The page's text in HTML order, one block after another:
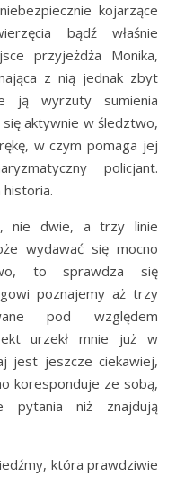
kojarzące
bądź właśnie
przyjeżdża Monika,
z nią jednak zbyt
ją wyrzuty sumienia
się aktywnie w śledztwo,
w czym pomaga jej
policjant.
historia.
nie dwie, a trzy linie
wydawać się mocno
to sprawdza się
poznajemy aż trzy
pod względem
urzekł mnie już w
jest jeszcze ciekawiej,
koresponduje ze sobą,
pytania niż znajdują
która prawdziwie